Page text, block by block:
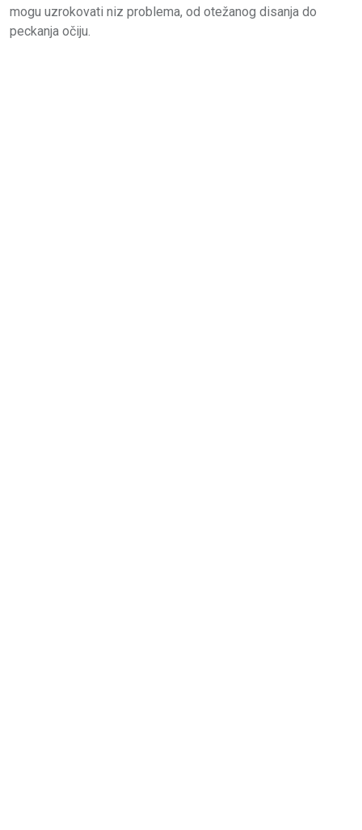
mogu uzrokovati niz problema, od otežanog disanja do
peckanja očiju.